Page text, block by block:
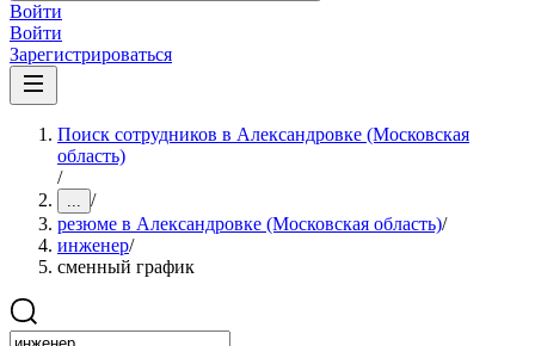
Войти
Войти
Зарегистрироваться
Поиск сотрудников в Александровке (Московская
область)
/
... /
резюме в Александровке (Московская область)/
инженер/
сменный график